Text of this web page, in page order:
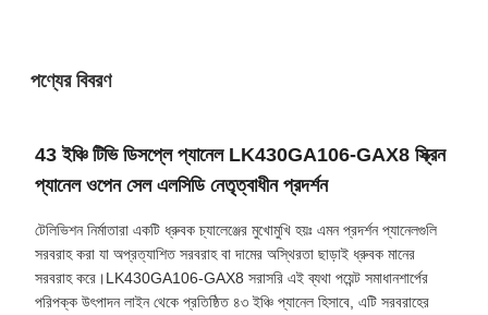
পণ্যের বিবরণ
43 ইঞ্চি টিভি ডিসপ্লে প্যানেল LK430GA106-GAX8 স্ক্রিন
প্যানেল ওপেন সেল এলসিডি নেতৃত্বাধীন প্রদর্শন
টেলিভিশন নির্মাতারা একটি ধ্রুবক চ্যালেঞ্জের মুখোমুখি হয়ঃ এমন প্রদর্শন প্যানেলগুলি
সরবরাহ করা যা অপ্রত্যাশিত সরবরাহ বা দামের অস্থিরতা ছাড়াই ধ্রুবক মানের
সরবরাহ করে।LK430GA106-GAX8 সরাসরি এই ব্যথা পয়েন্ট সমাধানশার্পের
পরিপক্ক উৎপাদন লাইন থেকে প্রতিষ্ঠিত ৪৩ ইঞ্চি প্যানেল হিসাবে, এটি সরবরাহের